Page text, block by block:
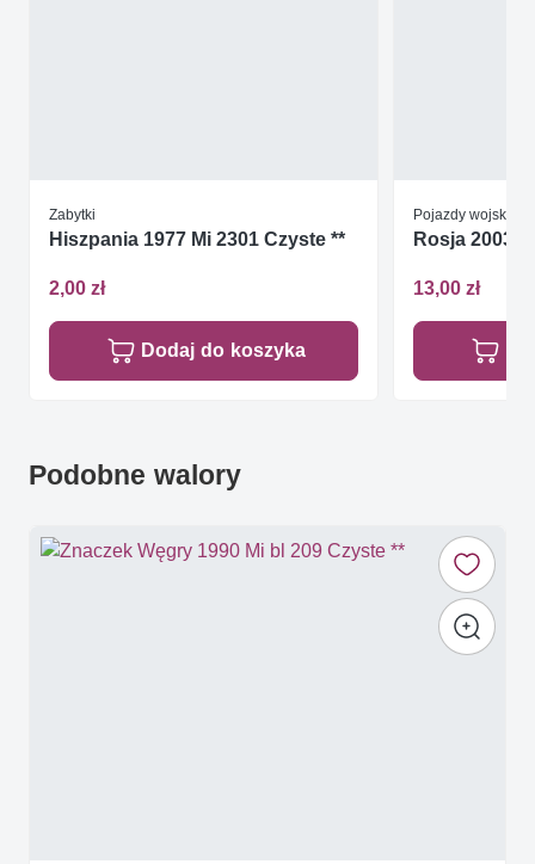
Zabytki
Hiszpania 1977 Mi 2301 Czyste **
2,00 zł
Dodaj do koszyka
Pojazdy wojskowe
Rosja 2003
13,00 zł
Podobne walory